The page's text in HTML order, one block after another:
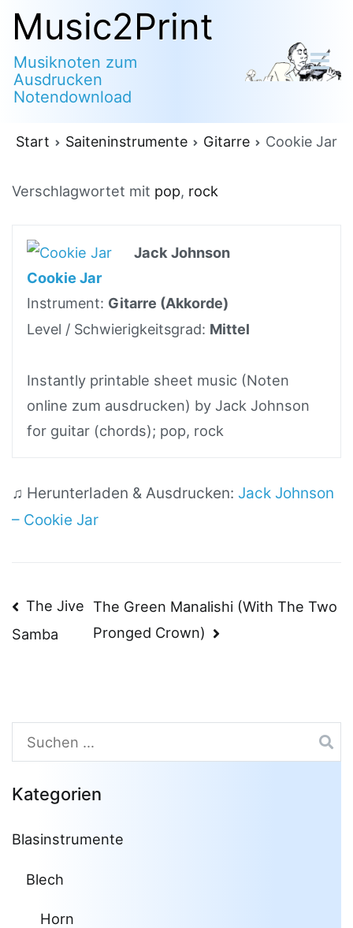
Zum
Inhalt
springen
Music2Print
Musiknoten zum
Ausdrucken
Notendownload
Start Saiteninstrumente Gitarre Cookie Jar
Verschlagwortet mit pop, rock
Jack Johnson
Cookie Jar
Instrument: Gitarre (Akkorde)
Level / Schwierigkeitsgrad: Mittel
Instantly printable sheet music (Noten
online zum ausdrucken) by Jack Johnson
for guitar (chords); pop, rock
♫ Herunterladen & Ausdrucken: Jack Johnson
– Cookie Jar
Beitragsnavigation
The Jive
Samba
The Green Manalishi (With The Two
Pronged Crown)
Suchen
nach:
Kategorien
Blasinstrumente
Blech
Horn